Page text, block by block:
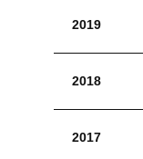
2019
2018
2017